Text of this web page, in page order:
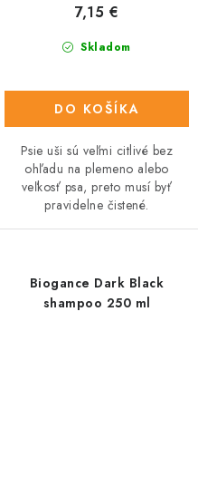
Skladom
7,15 €
DO KOŠÍKA
Psie uši sú veľmi citlivé bez
ohľadu na plemeno alebo
veľkosť psa, preto musí byť
pravidelne čistené.
Biogance Dark Black
shampoo 250 ml